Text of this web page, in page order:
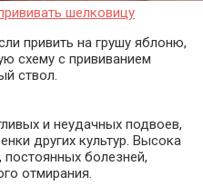
шелковицу
привить на грушу яблоню,
схему с прививанием
ствол.
и неудачных подвоев,
других культур. Высока
постоянных болезней,
отмирания.